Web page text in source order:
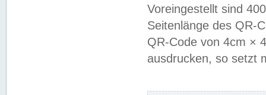
Voreingestellt sind
Seitenlänge des QR-
QR-Code von 4cm ×
ausdrucken, so setzt